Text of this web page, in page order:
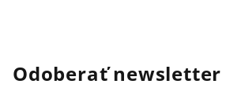
Odoberať newsletter